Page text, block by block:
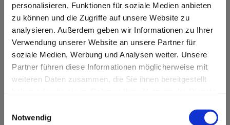
personalisieren, Funktionen für soziale Medien anbieten
zu können und die Zugriffe auf unsere Website zu
analysieren. Außerdem geben wir Informationen zu Ihrer
Verwendung unserer Website an unsere Partner für
soziale Medien, Werbung und Analysen weiter. Unsere
Partner führen diese Informationen möglicherweise mit
weiteren Daten zusammen, die Sie ihnen bereitgestellt
Notwendig
Unser zuverlässiger Service ist Ihr Vorteil
kostenlose Objekt-Besichtigung
umfassende Beratung (Kostenoptimierung)
Festpreisgarantie (keine versteckten Kosten)
Wertanrechnung vom Hausrat
termingerechte Auftragsabwicklung
Wir zahlen unsere Mitarbeiter nach Tarif.